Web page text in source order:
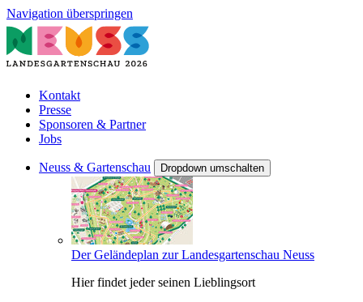
Navigation überspringen
Kontakt
Presse
Sponsoren & Partner
Jobs
Neuss & Gartenschau Dropdown umschalten
Der Geländeplan zur Landesgartenschau Neuss
Hier findet jeder seinen Lieblingsort